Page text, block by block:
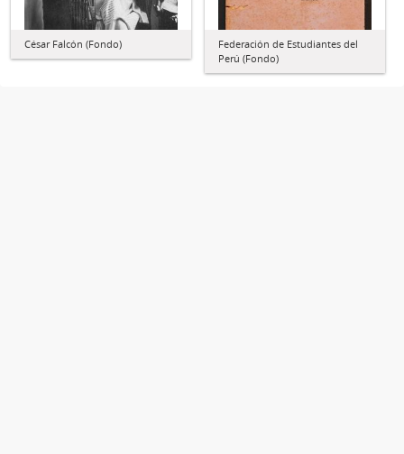
César Falcón (Fondo)
Federación de Estudiantes del
Perú (Fondo)